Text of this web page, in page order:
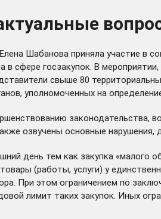
Шабанова приняла участие
сфере госзакупок. В
свыше 80
уполномоченных на
законодательства,
озвучены основные нарушения,
день тем как закупка
(работы, услуги) у
При этом ограничением по
лимит таких закупок. Иных